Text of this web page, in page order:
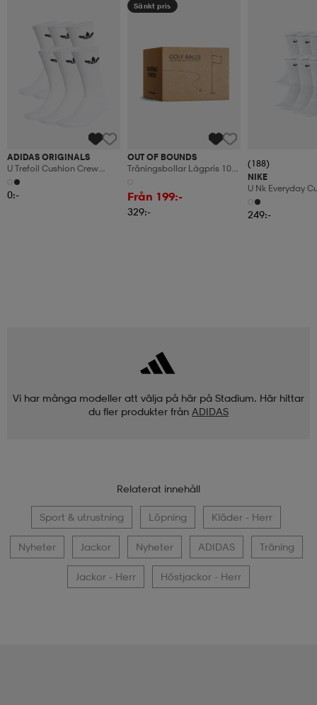
ADIDAS ORIGINALS
U Trefoil Cushion Crew
Socks 6 Pairs
0:-
Sänkt pris
OUT OF BOUNDS
Träningsbollar Lågpris 100-
Från 199:-
329:-
(188)
NIKE
U Nk Everyday
6pr-Bd
249:-
Vi har många modeller att välja på här på Stadium. Här hittar
du fler produkter från ADIDAS
Relaterat innehåll
Sport & utrustning Löpning Kläder - Herr
Nyheter Jackor Nyheter ADIDAS Träning
Jackor - Herr Höstjackor - Herr